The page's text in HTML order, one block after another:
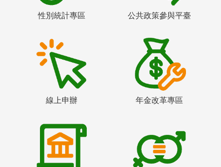
性別統計專區 公共政策參與平臺
線上申辦 年金改革專區